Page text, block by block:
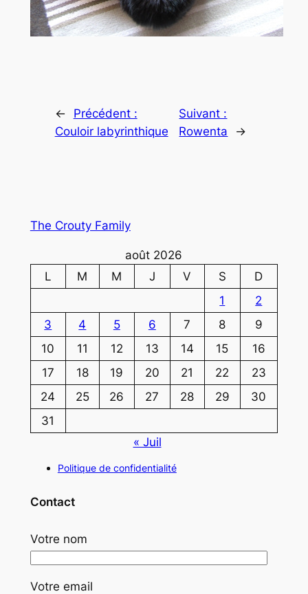
←
Précédent :
Couloir labyrinthique
Suivant :
Rowenta
→
The Crouty Family
août 2026
L
M M J V S
D
1
2
3
4 5 6 7 8
9
10
11 12 13 14 15
16
17
18 19 20 21 22
23
24
25 26 27 28 29
30
31
« Juil
Politique de confidentialité
Contact
Votre nom
Votre email